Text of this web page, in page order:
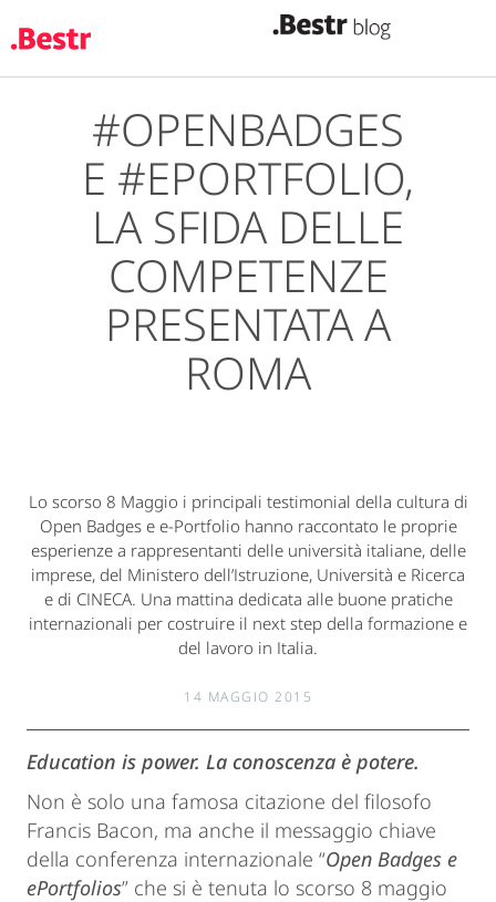
#OPENBADGES
E #EPORTFOLIO,
LA SFIDA DELLE
COMPETENZE
PRESENTATA A
ROMA
Lo scorso 8 Maggio i principali testimonial della cultura di
Open Badges e e-Portfolio hanno raccontato le proprie
esperienze a rappresentanti delle università italiane, delle
imprese, del Ministero dell’Istruzione, Università e Ricerca
e di CINECA. Una mattina dedicata alle buone pratiche
internazionali per costruire il next step della formazione e
del lavoro in Italia.
14 MAGGIO 2015
Education is power. La conoscenza è potere.
Non è solo una famosa citazione del filosofo
Francis Bacon, ma anche il messaggio chiave
della conferenza internazionale “Open Badges e
ePortfolios” che si è tenuta lo scorso 8 maggio